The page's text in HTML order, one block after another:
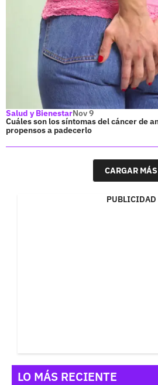
Salud y BienestarNov 9
Cuáles son los síntomas del cáncer de
propensos a padecerlo
CARGAR MÁS
PUBLICIDAD
LO MÁS RECIENTE